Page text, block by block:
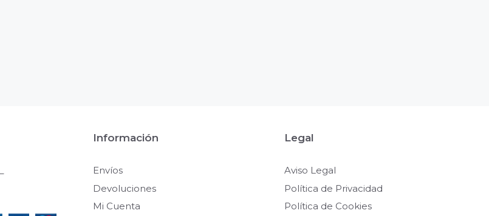
Información
Envíos
Devoluciones
Mi Cuenta
Legal
Aviso Legal
Política de Privacidad
Política de Cookies